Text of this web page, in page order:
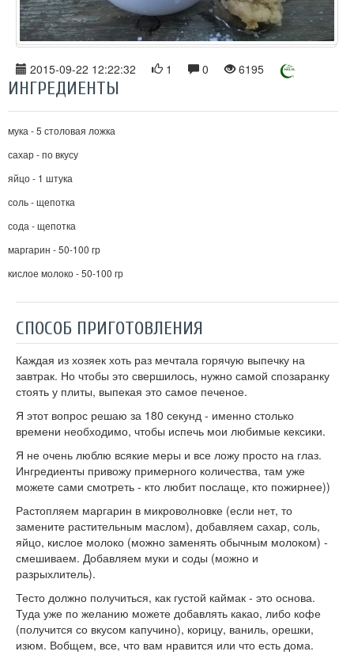
2015-09-22 12:22:32 1 0 6195
ИНГРЕДИЕНТЫ
мука - 5 столовая ложка
сахар - по вкусу
яйцо - 1 штука
соль - щепотка
сода - щепотка
маргарин - 50-100 гр
кислое молоко - 50-100 гр
СПОСОБ ПРИГОТОВЛЕНИЯ
Каждая из хозяек хоть раз мечтала горячую выпечку на
завтрак. Но чтобы это свершилось, нужно самой спозаранку
стоять у плиты, выпекая это самое печеное.
Я этот вопрос решаю за 180 секунд - именно столько
времени необходимо, чтобы испечь мои любимые кексики.
Я не очень люблю всякие меры и все ложу просто на глаз.
Ингредиенты привожу примерного количества, там уже
можете сами смотреть - кто любит послаще, кто пожирнее))
Растопляем маргарин в микроволновке (если нет, то
замените растительным маслом), добавляем сахар, соль,
яйцо, кислое молоко (можно заменять обычным молоком) -
смешиваем. Добавляем муки и соды (можно и
разрыхлитель).
Тесто должно получиться, как густой каймак - это основа.
Туда уже по желанию можете добавлять какао, либо кофе
(получится со вкусом капучино), корицу, ваниль, орешки,
изюм. Вобщем, все, что вам нравится или что есть дома.